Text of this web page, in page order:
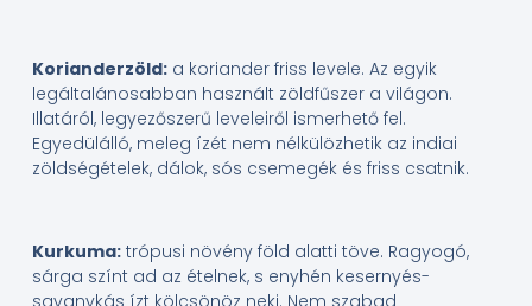
Korianderzöld:a koriander friss levele. Az egyik
legáltalánosabban használt zöldfűszer a világon.
Illatáról, legyezőszerű leveleiről ismerhető fel.
Egyedülálló, meleg ízét nem nélkülözhetik az indiai
zöldségételek, dálok, sós csemegék és friss csatnik.
Kurkuma:trópusi növény föld alatti töve. Ragyogó,
sárga színt ad az ételnek, s enyhén kesernyés-